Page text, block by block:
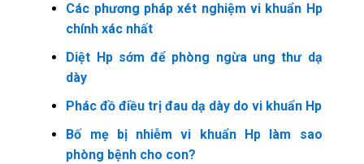
Các phương pháp xét nghiệm vi khuẩn Hp
chính xác nhất
Diệt Hp sớm để phòng ngừa ung thư dạ
dày
Phác đồ điều trị đau dạ dày do vi khuẩn Hp
Bố mẹ bị nhiễm vi khuẩn Hp làm sao
phòng bệnh cho con?